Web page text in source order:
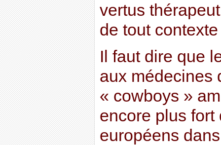
vertus
de tout
Il faut dire que
aux médecines
« cowboys »
encore plus fort
européens